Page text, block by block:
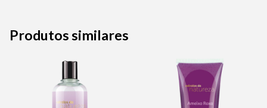
Produtos similares